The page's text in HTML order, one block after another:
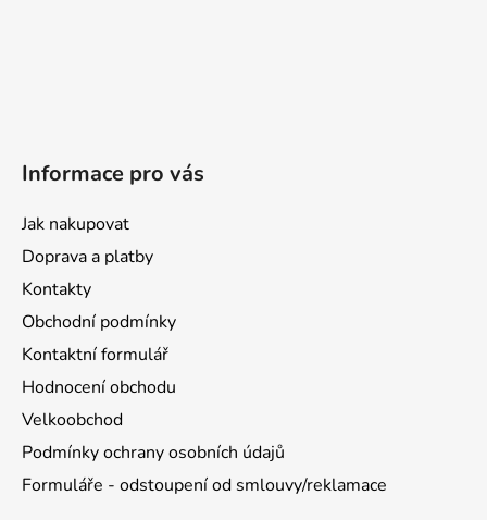
Informace pro vás
Jak nakupovat
Doprava a platby
Kontakty
Obchodní podmínky
Kontaktní formulář
Hodnocení obchodu
Velkoobchod
Podmínky ochrany osobních údajů
Formuláře - odstoupení od smlouvy/reklamace